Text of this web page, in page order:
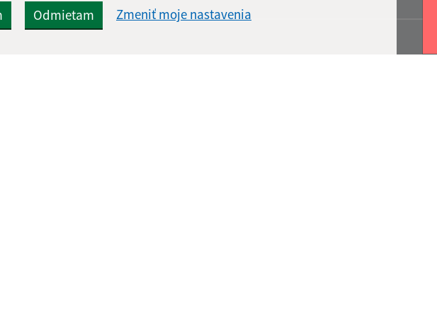
Odmietam Zmeniť moje nastavenia